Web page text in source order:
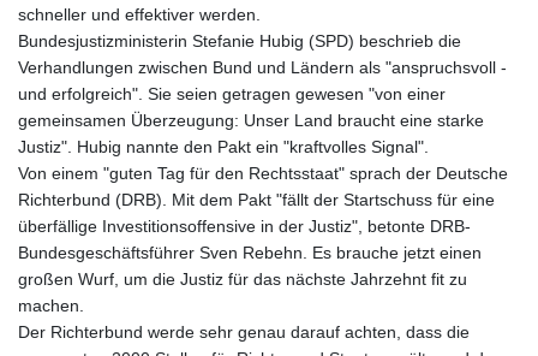
schneller und effektiver werden.
Bundesjustizministerin Stefanie Hubig (SPD) beschrieb die
Verhandlungen zwischen Bund und Ländern als "anspruchsvoll -
und erfolgreich". Sie seien getragen gewesen "von einer
gemeinsamen Überzeugung: Unser Land braucht eine starke
Justiz". Hubig nannte den Pakt ein "kraftvolles Signal".
Von einem "guten Tag für den Rechtsstaat" sprach der Deutsche
Richterbund (DRB). Mit dem Pakt "fällt der Startschuss für eine
überfällige Investitionsoffensive in der Justiz", betonte DRB-
Bundesgeschäftsführer Sven Rebehn. Es brauche jetzt einen
großen Wurf, um die Justiz für das nächste Jahrzehnt fit zu
machen.
Der Richterbund werde sehr genau darauf achten, dass die